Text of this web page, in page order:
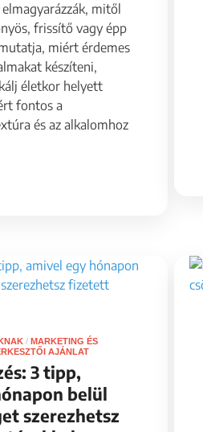
mitől
frissítő vagy épp
miért érdemes
készíteni,
életkor helyett
fontos a
és az alkalomhoz
/ MARKETING ÉS
AJÁNLAT
3 tipp,
belül
szerezhetsz